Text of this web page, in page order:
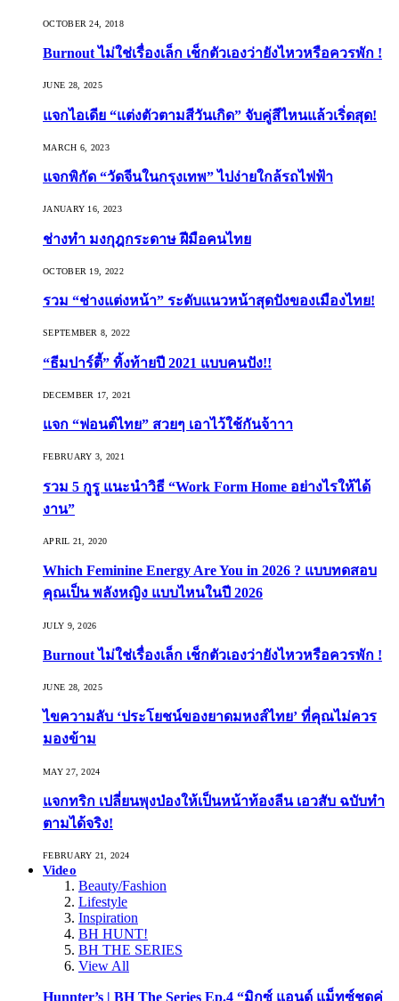
OCTOBER 24, 2018
Burnout ไม่ใช่เรื่องเล็ก เช็กตัวเองว่ายังไหวหรือควรพัก !
JUNE 28, 2025
แจกไอเดีย “แต่งตัวตามสีวันเกิด” จับคู่สีไหนแล้วเริ่ดสุด!
MARCH 6, 2023
แจกพิกัด “วัดจีนในกรุงเทพ” ไปง่ายใกล้รถไฟฟ้า
JANUARY 16, 2023
ช่างทำ มงกุฎกระดาษ ฝีมือคนไทย
OCTOBER 19, 2022
รวม “ช่างแต่งหน้า” ระดับแนวหน้าสุดปังของเมืองไทย!
SEPTEMBER 8, 2022
“ธีมปาร์ตี้” ทิ้งท้ายปี 2021 แบบคนปัง!!
DECEMBER 17, 2021
แจก “ฟอนต์ไทย” สวยๆ เอาไว้ใช้กันจ้าาา
FEBRUARY 3, 2021
รวม 5 กูรู แนะนำวิธี “Work Form Home อย่างไรให้ได้
งาน”
APRIL 21, 2020
Which Feminine Energy Are You in 2026 ? แบบทดสอบ
คุณเป็น พลังหญิง แบบไหนในปี 2026
JULY 9, 2026
Burnout ไม่ใช่เรื่องเล็ก เช็กตัวเองว่ายังไหวหรือควรพัก !
JUNE 28, 2025
ไขความลับ ‘ประโยชน์ของยาดมหงส์ไทย’ ที่คุณไม่ควร
มองข้าม
MAY 27, 2024
แจกทริก เปลี่ยนพุงป่องให้เป็นหน้าท้องลีน เอวสับ ฉบับทำ
ตามได้จริง!
FEBRUARY 21, 2024
Video
Beauty/Fashion
Lifestyle
Inspiration
BH HUNT!
BH THE SERIES
View All
Hunnter’s | BH The Series Ep.4 “มิกซ์ แอนด์ แม็ทซ์ชุดคู่